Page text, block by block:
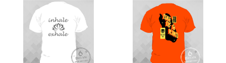
Máy in kỹ thuật số, công nghệ in chuyển nhiệt khổ lớn
Công nghệ thêu vi tính chuyên dụng, thêu hàng loạt, số
lượng lớn